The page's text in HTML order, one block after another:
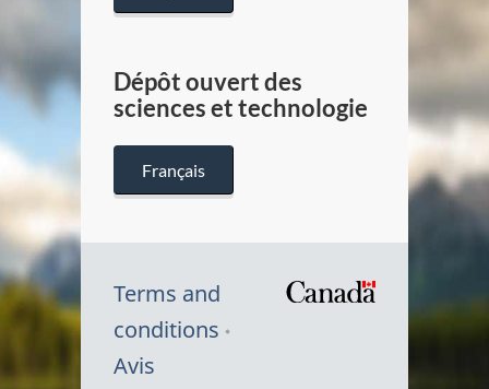
Dépôt ouvert des
sciences et technologie
Français
Terms and
conditions
Avis
Symbole